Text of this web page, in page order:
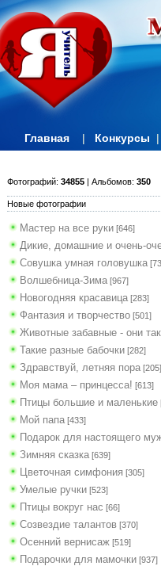
Главная | Конкурсы |
Фотографий: 34855 | Альбомов: 350
Новые фотографии
Мастер на все руки [646]
Дикие, домашние и очень-
Совушка умная головушка
Волшебница-Зима [967]
Новогодняя красавица [283]
Фантазия и творчество [501]
Животные забавные - они
Такие разные бабочки [282]
Здравствуй, летняя пора [205]
Моя мама – принцесса! [613]
Птицы большие и маленькие
Мой папа [433]
Подарок для настоящего
Зимняя сказка [639]
Цветочная симфония [305]
Умелые ручки [523]
Птицы вокруг нас [66]
Созвездие талантов [370]
Осенний вернисаж [519]
Подарочки для мамочки [937]